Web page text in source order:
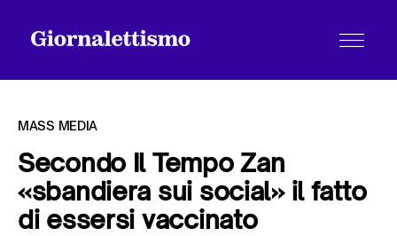
Tutti gli articoli
MASS MEDIA
Secondo Il Tempo Zan
«sbandiera sui social» il fatto
di essersi vaccinato